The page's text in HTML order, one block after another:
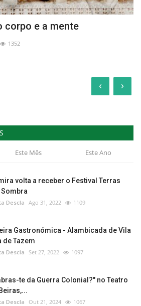
corpo e a mente
1352
‹ ›
Este Mês Este Ano
volta a receber o Festival Terras
Descla Ago 31, 2022 1109
Gastronómica - Alambicada de Vila
de Tazem
Descla Set 27, 2022 1097
te da Guerra Colonial?" no Teatro
Descla Out 21, 2024 1067